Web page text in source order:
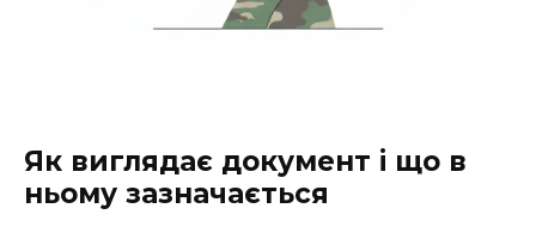
Як виглядає документ і що в
ньому зазначається